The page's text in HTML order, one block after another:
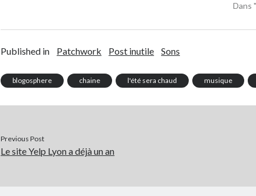
Dans
Published in Patchwork Post inutile Sons
blogosphere chaine l'été sera chaud musique
Previous Post
Le site Yelp Lyon a déjà un an